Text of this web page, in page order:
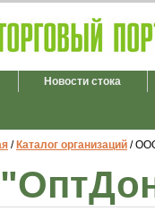
Новости стока
/ Каталог организаций /